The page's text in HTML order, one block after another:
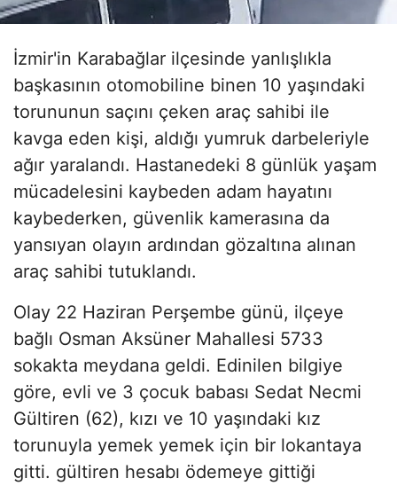
İzmir'in Karabağlar ilçesinde yanlışlıkla
başkasının otomobiline binen 10 yaşındaki
torununun saçını çeken araç sahibi ile
kavga eden kişi, aldığı yumruk darbeleriyle
ağır yaralandı. Hastanedeki 8 günlük yaşam
mücadelesini kaybeden adam hayatını
kaybederken, güvenlik kamerasına da
yansıyan olayın ardından gözaltına alınan
araç sahibi tutuklandı.
Olay 22 Haziran Perşembe günü, ilçeye
bağlı Osman Aksüner Mahallesi 5733
sokakta meydana geldi. Edinilen bilgiye
göre, evli ve 3 çocuk babası Sedat Necmi
Gültiren (62), kızı ve 10 yaşındaki kız
torunuyla yemek yemek için bir lokantaya
gitti. gültiren hesabı ödemeye gittiği